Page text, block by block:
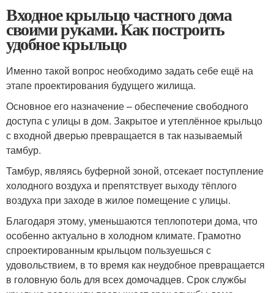
Входное крыльцо частного дома
своими руками. Как построить
удобное крыльцо
Именно такой вопрос необходимо задать себе ещё на
этапе проектирования будущего жилища.
Основное его назначение – обеспечение свободного
доступа с улицы в дом. Закрытое и утеплённое крыльцо
с входной дверью превращается в так называемый
тамбур.
Тамбур, являясь буферной зоной, отсекает поступление
холодного воздуха и препятствует выходу тёплого
воздуха при заходе в жилое помещение с улицы.
Благодаря этому, уменьшаются теплопотери дома, что
особенно актуально в холодном климате. Грамотно
спроектированным крыльцом пользуешься с
удовольствием, в то время как неудобное превращается
в головную боль для всех домочадцев. Срок службы